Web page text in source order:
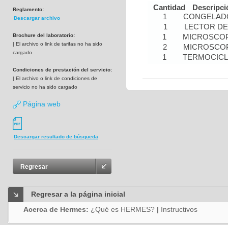
Reglamento:
Descargar archivo
Brochure del laboratorio:
| El archivo o link de tarifas no ha sido
cargado
Condiciones de prestación del servicio:
| El archivo o link de condiciones de
servicio no ha sido cargado
Página web
Descargar resultado de búsqueda
Regresar
Cantidad
1
1
LECTOR
1
2
1
Regresar a la página inicial
Acerca de Hermes: ¿Qué es HERMES? | Instructivos